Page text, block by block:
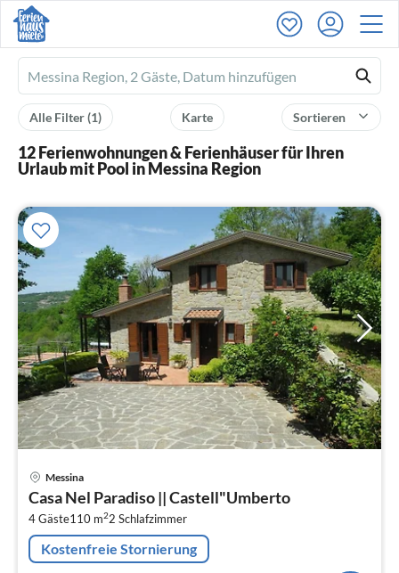
Ferienhausmiete
logo
Sortieren
Karte
Alle Filter(1)
12 Ferienwohnungen & Ferienhäuser für Ihren
Urlaub mit Pool in Messina Region
Messina
Casa Nel Paradiso || Castell"Umberto
4 Gäste110 m22 Schlafzimmer
Kostenfreie Stornierung